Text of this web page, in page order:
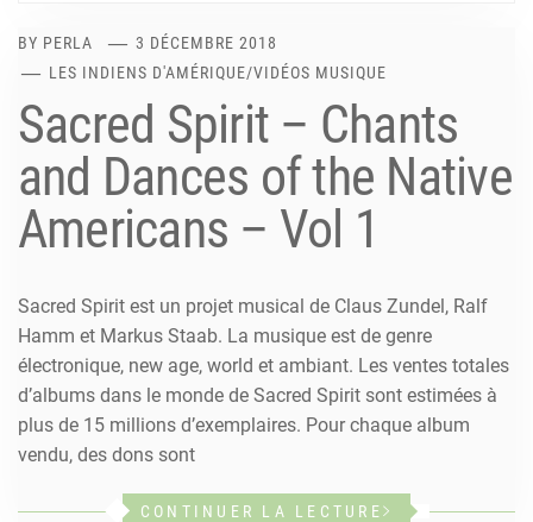
BY PERLA
3 DÉCEMBRE 2018
LES INDIENS D'AMÉRIQUE/VIDÉOS MUSIQUE
Sacred Spirit – Chants
and Dances of the Native
Americans – Vol 1
Sacred Spirit est un projet musical de Claus Zundel, Ralf
Hamm et Markus Staab. La musique est de genre
électronique, new age, world et ambiant. Les ventes totales
d’albums dans le monde de Sacred Spirit sont estimées à
plus de 15 millions d’exemplaires. Pour chaque album
vendu, des dons sont
CONTINUER LA LECTURE